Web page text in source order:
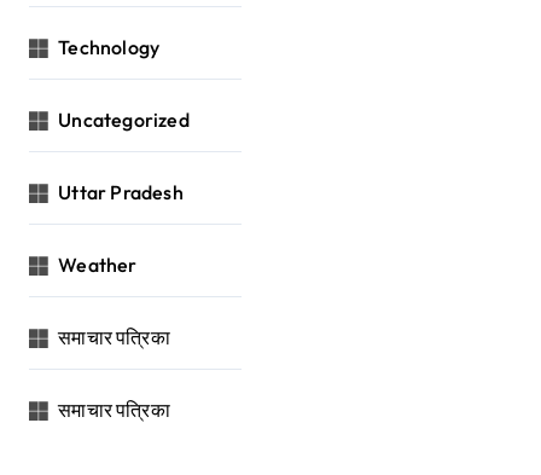
Technology
Uncategorized
Uttar Pradesh
Weather
समाचार पत्रिका
समाचार पत्रिका